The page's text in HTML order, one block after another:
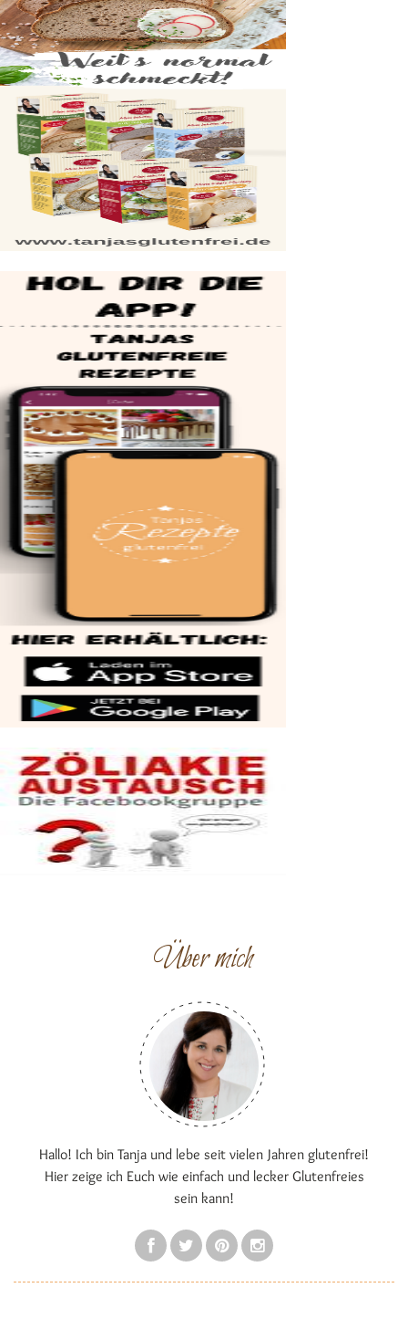
Über mich
Hallo! Ich bin Tanja und lebe seit vielen Jahren glutenfrei!
Hier zeige ich Euch wie einfach und lecker Glutenfreies
sein kann!